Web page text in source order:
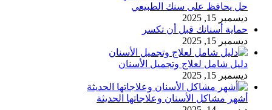
حل يحافظ على سنك الطبيعي
ديسمبر 15, 2025
حماية أسنانك قبل أن تكسر
ديسمبر 15, 2025
دليل شامل لعلاج وتجميل الأسنان
ديسمبر 15, 2025
أشهر مشاكل الأسنان وعلاجاتها الحديثة